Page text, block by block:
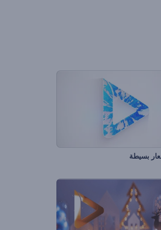
بسيطة